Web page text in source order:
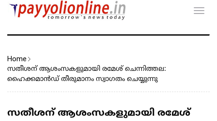
Home
സതീശന് ആശംസകളുമായി രമേശ് ചെന്നിത്തല:
ഹൈക്കമാൻഡ് തീരുമാനം സ്വാഗതം ചെയ്യുന്നു
സതീശന് ആശംസകളുമായി രമേശ്